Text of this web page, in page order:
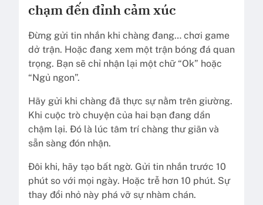
chạm đến đỉnh cảm xúc
Đừng gửi tin nhắn khi chàng đang… chơi game
dở trận. Hoặc đang xem một trận bóng đá quan
trọng. Bạn sẽ chỉ nhận lại một chữ “Ok” hoặc
“Ngủ ngon”.
Hãy gửi khi chàng đã thực sự nằm trên giường.
Khi cuộc trò chuyện của hai bạn đang dần
chậm lại. Đó là lúc tâm trí chàng thư giãn và
sẵn sàng đón nhận.
Đôi khi, hãy tạo bất ngờ. Gửi tin nhắn trước 10
phút so với mọi ngày. Hoặc trễ hơn 10 phút. Sự
thay đổi nhỏ này phá vỡ sự nhàm chán.